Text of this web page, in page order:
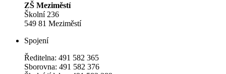
ZŠ Meziměstí
Školní 236
549 81 Meziměstí
Spojení
Ředitelna: 491 582 365
Sborovna: 491 582 376